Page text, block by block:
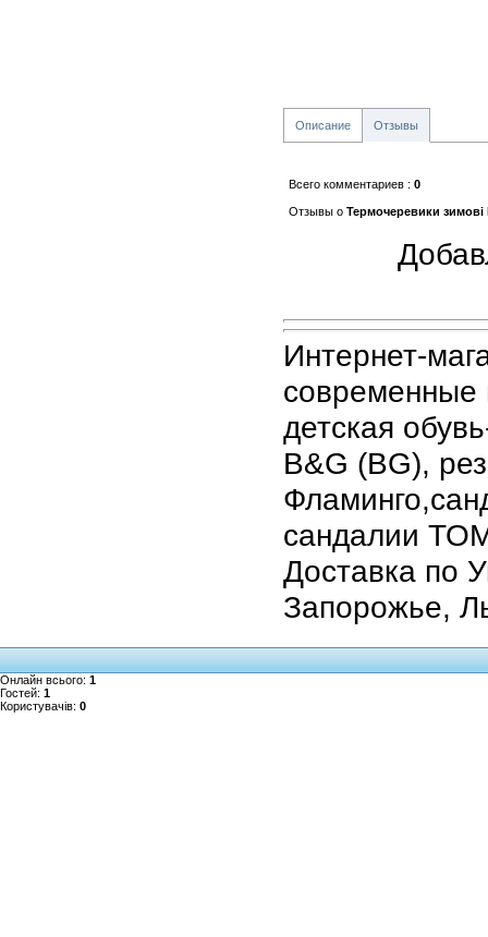
Описание Отзывы
Всего комментариев : 0
Отзывы о Термочеревики зимові
Интернет-
современные
детская
B&G (BG),
сандалии
Доставка по
Запорожье,
Онлайн всього: 1
Гостей: 1
Користувачів: 0